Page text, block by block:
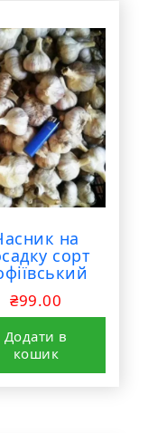
на
сорт
₴99.00
Додати в
кошик